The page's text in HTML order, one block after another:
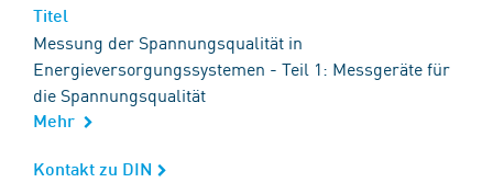
Titel
Messung der Spannungsqualität in
Energieversorgungssystemen - Teil 1: Messgeräte für
die Spannungsqualität
Mehr
Kontakt zu DIN
Kontakt zu DIN